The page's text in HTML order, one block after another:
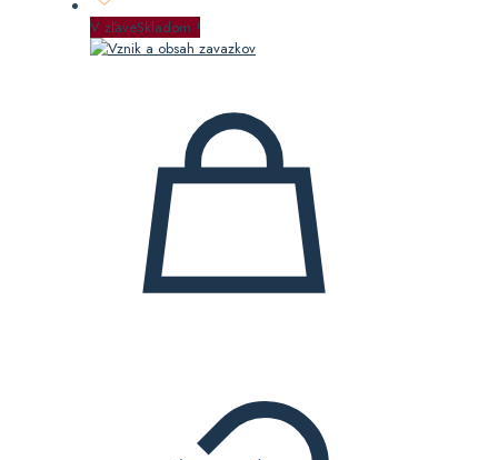
29,00 €.5,00 €.
V zľaveSkladom !